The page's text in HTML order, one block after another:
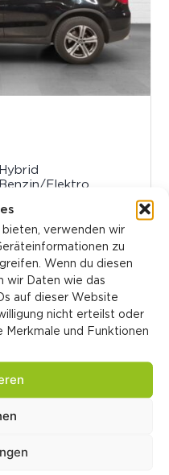
bieten, verwenden wir
zu
Wenn du diesen
wir Daten wie das
auf dieser Website
nicht erteilst oder
und Funktionen
Hybrid
Benzin/Elektro
2017
Occasion
Fahrzeugdetails